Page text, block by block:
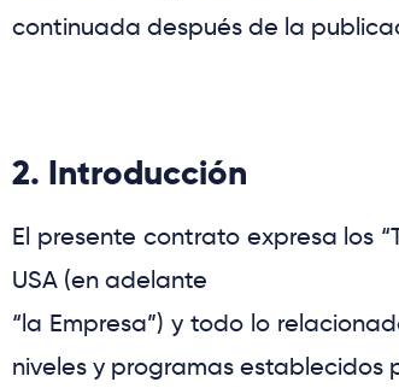
continuada después de la
2. Introducción
El presente contrato expresa los
USA (en adelante
“la Empresa”) y todo lo
niveles y programas establecidos